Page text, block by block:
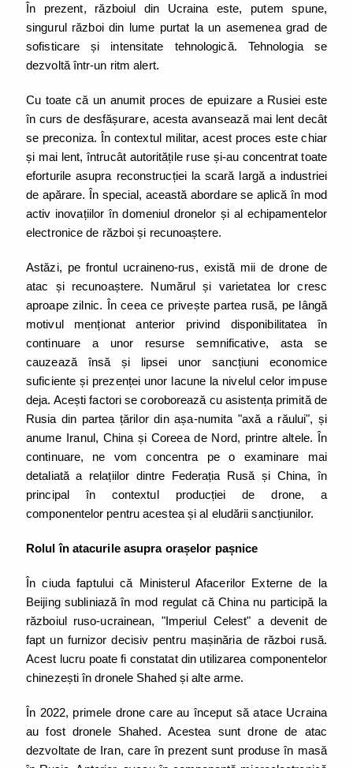
În prezent, războiul din Ucraina este, putem spune,
singurul război din lume purtat la un asemenea grad de
sofisticare și intensitate tehnologică. Tehnologia se
dezvoltă într-un ritm alert.
Cu toate că un anumit proces de epuizare a Rusiei este
în curs de desfășurare, acesta avansează mai lent decât
se preconiza. În contextul militar, acest proces este chiar
și mai lent, întrucât autoritățile ruse și-au concentrat toate
eforturile asupra reconstrucției la scară largă a industriei
de apărare. În special, această abordare se aplică în mod
activ inovațiilor în domeniul dronelor și al echipamentelor
electronice de război și recunoaștere.
Astăzi, pe frontul ucraineno-rus, există mii de drone de
atac și recunoaștere. Numărul și varietatea lor cresc
aproape zilnic. În ceea ce privește partea rusă, pe lângă
motivul menționat anterior privind disponibilitatea în
continuare a unor resurse semnificative, asta se
cauzează însă și lipsei unor sancțiuni economice
suficiente și prezenței unor lacune la nivelul celor impuse
deja. Acești factori se coroborează cu asistența primită de
Rusia din partea țărilor din așa-numita "axă a răului", și
anume Iranul, China și Coreea de Nord, printre altele. În
continuare, ne vom concentra pe o examinare mai
detaliată a relațiilor dintre Federația Rusă și China, în
principal în contextul producției de drone, a
componentelor pentru acestea și al eludării sancțiunilor.
Rolul în atacurile asupra orașelor pașnice
În ciuda faptului că Ministerul Afacerilor Externe de la
Beijing subliniază în mod regulat că China nu participă la
războiul ruso-ucrainean, "Imperiul Celest" a devenit de
fapt un furnizor decisiv pentru mașinăria de război rusă.
Acest lucru poate fi constatat din utilizarea componentelor
chinezești în dronele Shahed și alte arme.
În 2022, primele drone care au început să atace Ucraina
au fost dronele Shahed. Acestea sunt drone de atac
dezvoltate de Iran, care în prezent sunt produse în masă